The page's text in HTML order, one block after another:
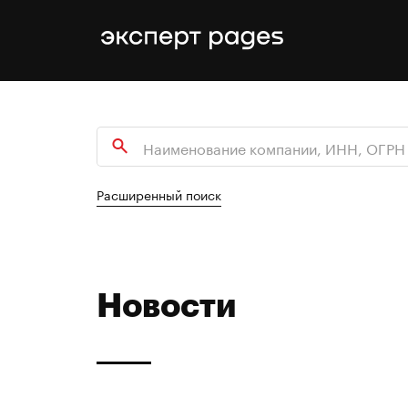
Расширенный поиск
Новости